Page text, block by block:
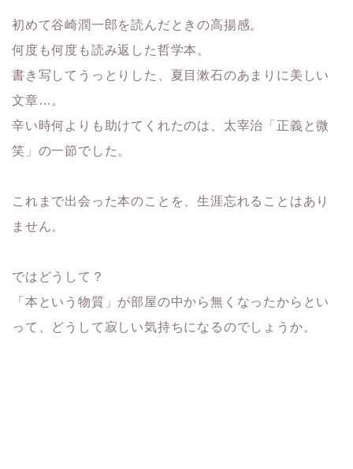
初めて谷崎潤一郎を読んだときの高揚感。
何度も何度も読み返した哲学本。
書き写してうっとりした、夏目漱石のあまりに美しい
文章…。
辛い時何よりも助けてくれたのは、太宰治「正義と微
笑」の一節でした。
これまで出会った本のことを、生涯忘れることはあり
ません。
ではどうして？
「本という物質」が部屋の中から無くなったからとい
って、どうして寂しい気持ちになるのでしょうか。